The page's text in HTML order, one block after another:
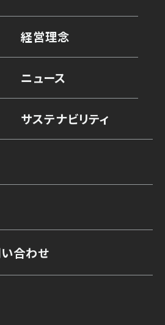
経営理念
ニュース
サステナビリティ
い合わせ